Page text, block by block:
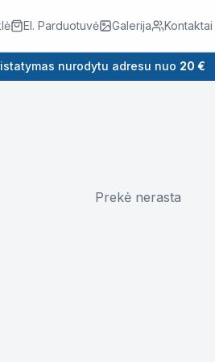
El. Parduotuvė Galerija Kontaktai
nurodytu adresu nuo 20 €
Prekė nerasta